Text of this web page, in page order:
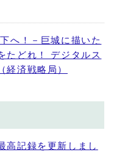
へ！－巨城に描いた
どれ！ デジタルス
経済戦略局）
高記録を更新しまし